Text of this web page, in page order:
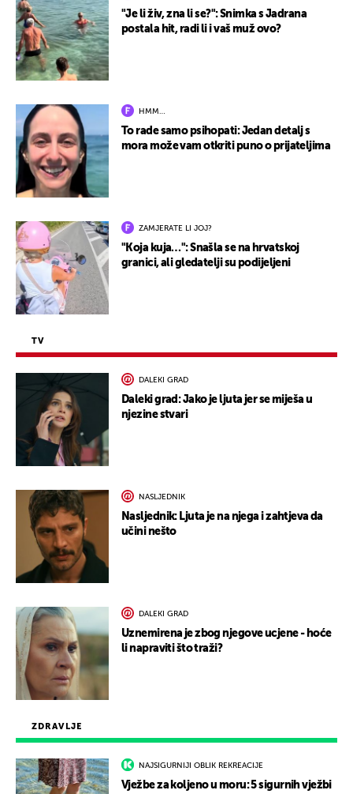
ZDRAVLJE
NAJSIGURNIJI OBLIK REKREACIJE
Vježbe za koljeno u moru: 5 sigurnih vježbi
"Je li živ, zna li se?": Snimka s Jadrana
postala hit, radi li i vaš muž ovo?
HMM…
To rade samo psihopati: Jedan detalj s
mora može vam otkriti puno o prijateljima
ZAMJERATE LI JOJ?
"Koja kuja…": Snašla se na hrvatskoj
granici, ali gledatelji su podijeljeni
TV
DALEKI GRAD
Daleki grad: Jako je ljuta jer se miješa u
njezine stvari
NASLJEDNIK
Nasljednik: Ljuta je na njega i zahtjeva da
učini nešto
DALEKI GRAD
Uznemirena je zbog njegove ucjene - hoće
li napraviti što traži?